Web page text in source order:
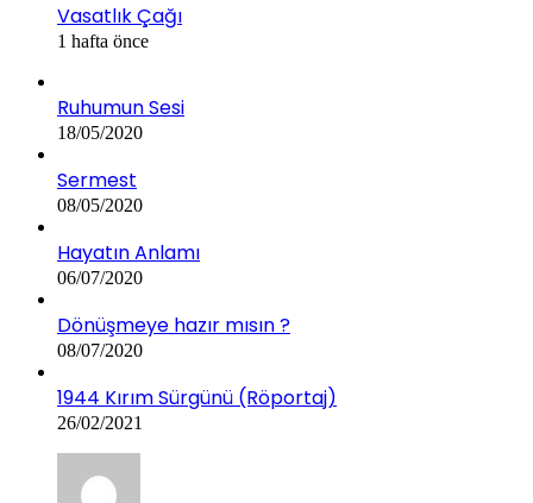
Vasatlık Çağı
1 hafta önce
Ruhumun Sesi
18/05/2020
Sermest
08/05/2020
Hayatın Anlamı
06/07/2020
Dönüşmeye hazır mısın ?
08/07/2020
1944 Kırım Sürgünü (Röportaj)
26/02/2021